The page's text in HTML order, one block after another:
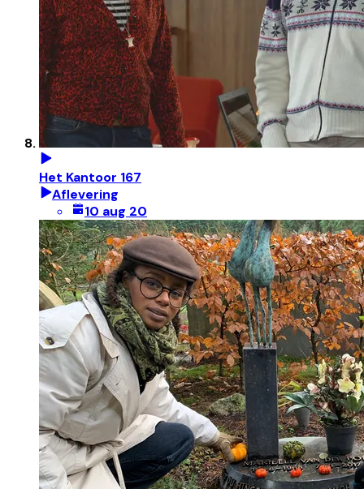
Het Kantoor 167
Aflevering
10 aug 20